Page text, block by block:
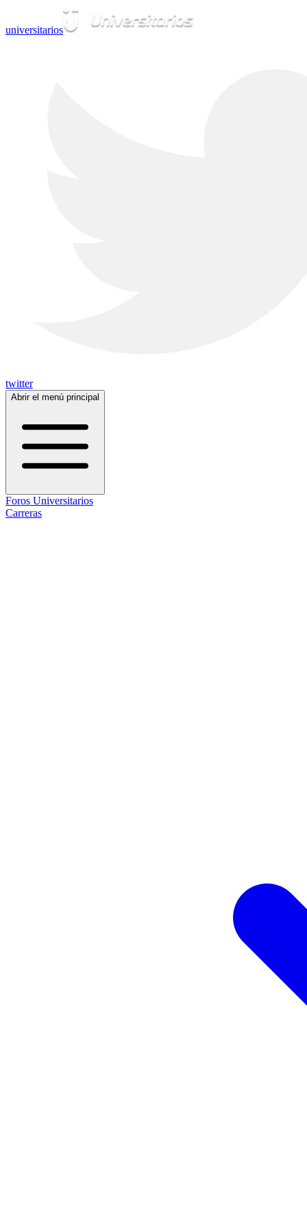
universitarios
twitter
Abrir el menú principal
Foros Universitarios
Carreras